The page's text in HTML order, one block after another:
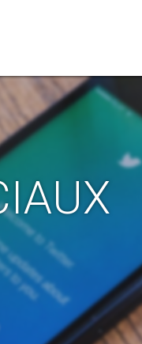
pour annuler